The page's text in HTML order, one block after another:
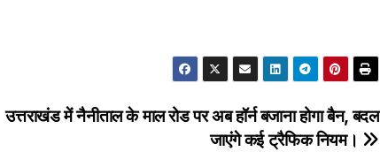
उत्तराखंड में नैनीताल के माल रोड पर अब हॉर्न बजाना होगा बैन, बदल
जाएंगे कई ट्रैफिक नियम।